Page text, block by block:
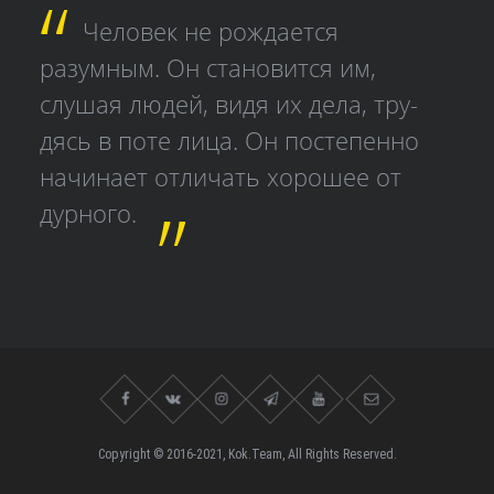
Человек не рождается
разумным. Он становится им,
слушая людей, видя их дела, тру­
дясь в поте лица. Он постепенно
начинает отличать хорошее от
дурного.
Copyright © 2016-2021, Kok.Team, All Rights Reserved.